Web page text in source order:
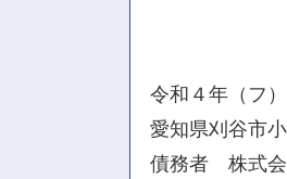
令和４年（フ
愛知県刈谷市
債務者 株式会